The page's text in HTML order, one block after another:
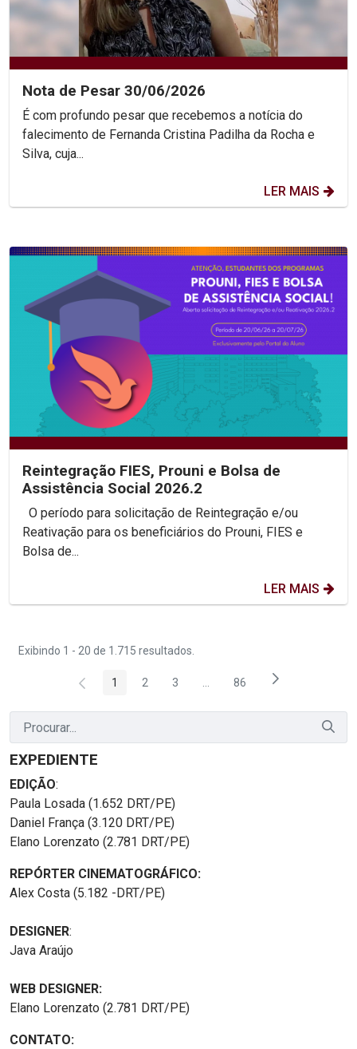
Nota de Pesar 30/06/2026
É com profundo pesar que recebemos a notícia do
falecimento de Fernanda Cristina Padilha da Rocha e
Silva, cuja...
LER MAIS
Reintegração FIES, Prouni e Bolsa de
Assistência Social 2026.2
Reativação para os beneficiários do Prouni, FIES e
Bolsa de...
LER MAIS
Exibindo 1 - 20 de 1.715 resultados.
Página
1 Página
2 Página
3 Páginas intermediárias Usar
Página
86
EXPEDIENTE
EDIÇÃO:
Paula Losada (1.652 DRT/PE)
Daniel França (3.120 DRT/PE)
Elano Lorenzato (2.781 DRT/PE)
REPÓRTER CINEMATOGRÁFICO:
Alex Costa (5.182 -DRT/PE)
DESIGNER:
Java Araújo
WEB DESIGNER:
Elano Lorenzato (2.781 DRT/PE)
CONTATO: